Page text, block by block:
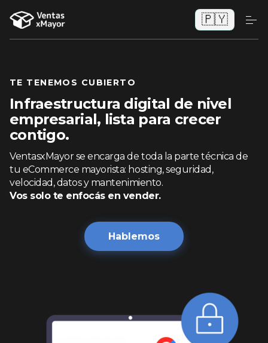
🇵🇾
TE TENEMOS CUBIERTO
Infraestructura digital de nivel
empresarial, lista para crecer
contigo.
VentasxMayor se encarga de toda la parte técnica de
tu eCommerce mayorista: hosting, seguridad,
velocidad, datos y mantenimiento.
Vos solo te enfocás en vender.
Hablemos